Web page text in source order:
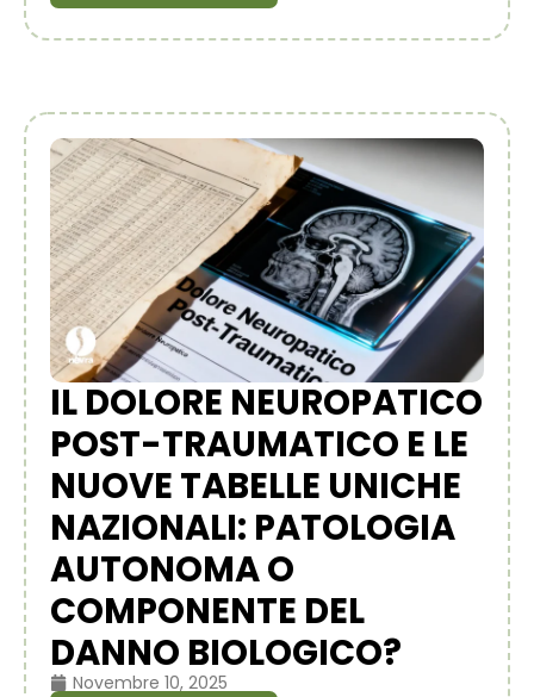
IL DOLORE NEUROPATICO
POST-TRAUMATICO E LE
NUOVE TABELLE UNICHE
NAZIONALI: PATOLOGIA
AUTONOMA O
COMPONENTE DEL
DANNO BIOLOGICO?
Novembre 10, 2025